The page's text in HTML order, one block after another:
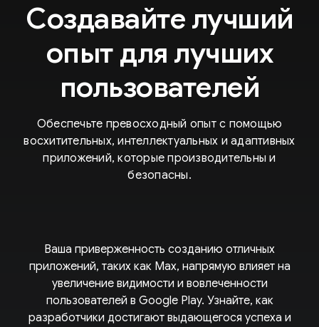
Создавайте лучший
опыт для лучших
пользователей
Обеспечьте превосходный опыт с помощью
восхитительных, интеллектуальных и адаптивных
приложений, которые производительны и
безопасны.
Ваша приверженность созданию отличных
приложений, таких как Max, напрямую влияет на
увеличение видимости и вовлеченности
пользователей в Google Play. Узнайте, как
разработчики достигают выдающегося успеха и